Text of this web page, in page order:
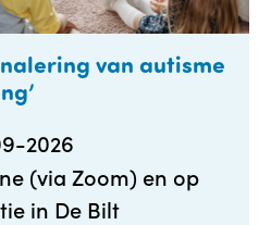
van autisme
2026
(via Zoom) en op
in De Bilt